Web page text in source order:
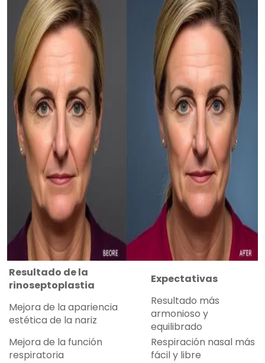
Resultado de la
rinoseptoplastia
Expectativas
Mejora de la apariencia
estética de la nariz
Resultado más
armonioso y
equilibrado
Mejora de la función
respiratoria
Respiración nasal más
fácil y libre